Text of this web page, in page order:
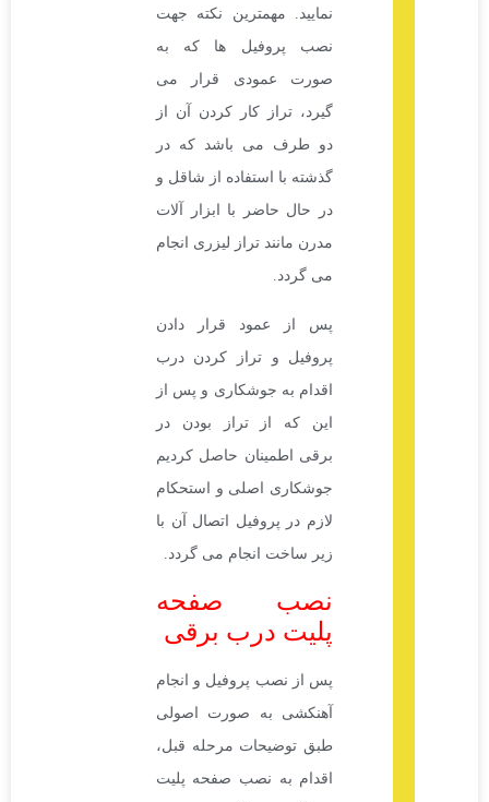
نمایید. مهمترین نکته جهت
نصب پروفیل ها که به
صورت عمودی قرار می
گیرد، تراز کار کردن آن از
دو طرف می باشد که در
گذشته با استفاده از شاقل و
در حال حاضر با ابزار آلات
مدرن مانند تراز لیزری انجام
پس از عمود قرار دادن
پروفیل و تراز کردن درب
اقدام به جوشکاری و پس از
این که از تراز بودن در
برقی اطمینان حاصل کردیم
جوشکاری اصلی و استحکام
لازم در پروفیل اتصال آن با
زیر ساخت انجام می گردد.
نصب صفحه
پلیت درب برقی
پس از نصب پروفیل و انجام
آهنکشی به صورت اصولی
طبق توضیحات مرحله قبل،
اقدام به نصب صفحه پلیت